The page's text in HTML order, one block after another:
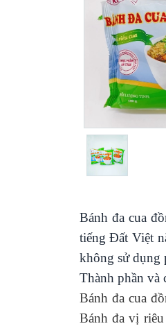
Bánh đa cua
tiếng Đất Việt
không sử dụng
Thành phần và
Bánh đa cua
Bánh đa vị